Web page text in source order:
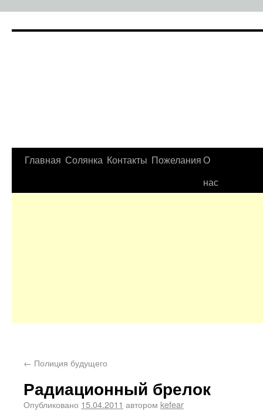
Главная Солянка Контакты ПожеланияО
нас
← Полиция будущего
Радиационный брелок
Опубликовано 15.04.2011 автором kefear